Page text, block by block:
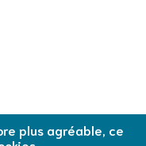
plus agréable, ce